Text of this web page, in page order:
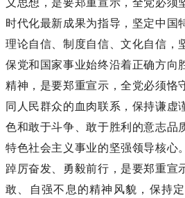
时代化最新成果为指导，坚定中国
理论自信、制度自信、文化自信，
保党和国家事业始终沿着正确方向
精神，是要郑重宣示，全党必须恪
同人民群众的血肉联系，保持谦虚
色和敢于斗争、敢于胜利的意志品
特色社会主义事业的坚强领导核心
踔厉奋发、勇毅前行，是要郑重宣
敢、自强不息的精神风貌，保持